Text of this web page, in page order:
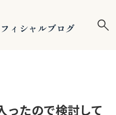
ィシャルブログ
ったので検討して